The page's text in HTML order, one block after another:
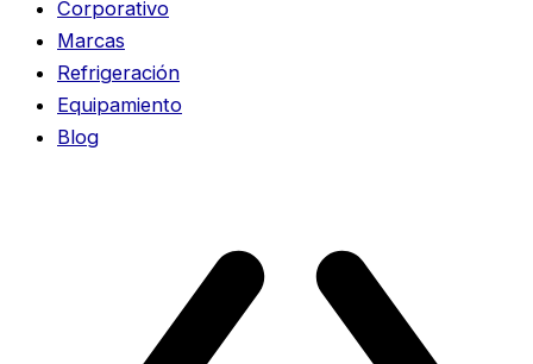
Corporativo
Marcas
Refrigeración
Equipamiento
Blog